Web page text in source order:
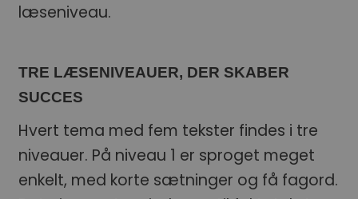
læseniveau.
TRE LÆSENIVEAUER, DER SKABER
SUCCES
Hvert tema med fem tekster findes i tre
niveauer. På niveau 1 er sproget meget
enkelt, med korte sætninger og få fagord.